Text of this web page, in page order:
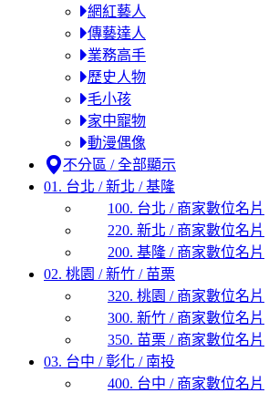
網紅藝人
傳藝達人
業務高手
歷史人物
毛小孩
家中寵物
動漫偶像
不分區 / 全部顯示
01. 台北 / 新北 / 基隆
100. 台北 / 商家數位名片
220. 新北 / 商家數位名片
200. 基隆 / 商家數位名片
02. 桃園 / 新竹 / 苗栗
320. 桃園 / 商家數位名片
300. 新竹 / 商家數位名片
350. 苗栗 / 商家數位名片
03. 台中 / 彰化 / 南投
400. 台中 / 商家數位名片